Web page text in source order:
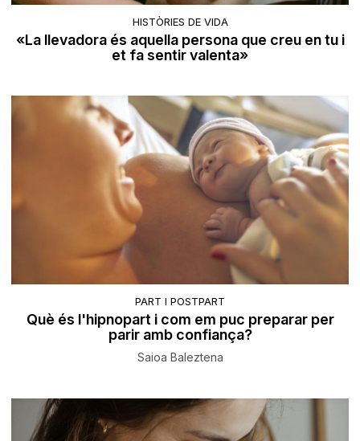
HISTÒRIES DE VIDA
«La llevadora és aquella persona que creu en tu i
et fa sentir valenta»
PART I POSTPART
Què és l'hipnopart i com em puc preparar per
parir amb confiança?
Saioa Baleztena